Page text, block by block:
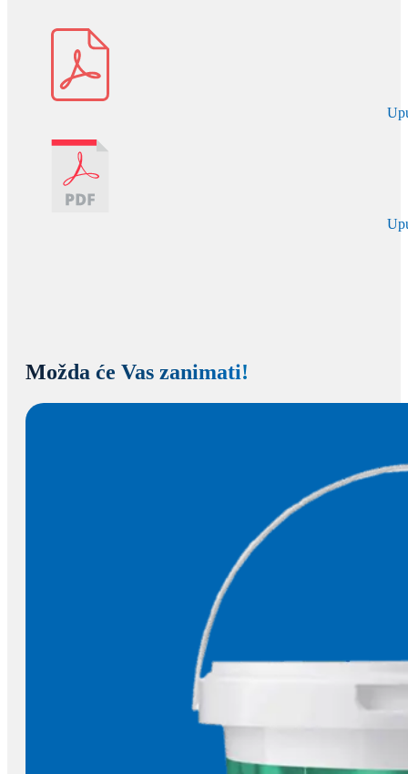
Možda će Vas zanimati!